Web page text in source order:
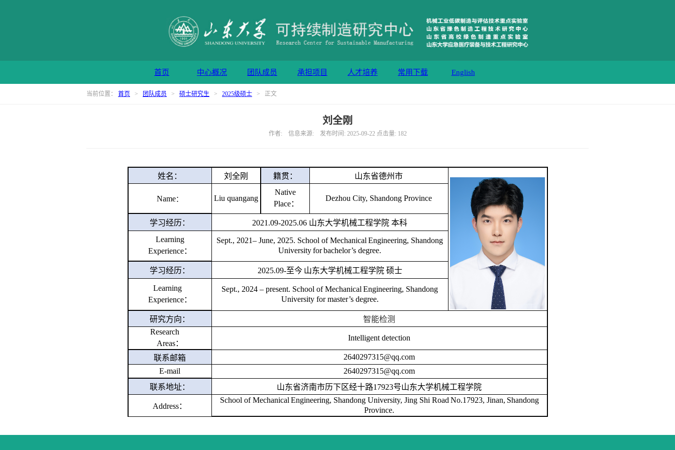
首页 中心概况 团队成员 承担项目 人才培养 常用下载 English
当前位置： 首页 > 团队成员 > 硕士研究生 > 2025级硕士 > 正文
刘全刚
作者: 信息来源: 发布时间: 2025-09-22 点击量: 182
姓名： 刘全刚 籍贯： 山东省德州市
Name： Liu quangang
Native
Place：
Dezhou City, Shandong Province
学习经历： 2021 .09-2025.06 山东大学机械工程学院 本科
Learning
Experience：
Sept., 2021– June, 2025. School of Mechanical Engineering, Shandong
Universityforbachelor’s degree.
学习经历： 2025.09-至今 山东大学机械工程学院硕士
Learning
Experience：
Sept., 2024 – present. School of Mechanical Engineering, Shandong
University for master’s degree.
研究方向：
智能检测
Research
Areas：
Intelligent detection
联系邮箱
2640297315@qq.com
E-mail
2640297315@qq.com
联系地址：
山东省济南市历下区经十路17923号山东大学机械工程学院
Address：
School of Mechanical Engineering, Shandong University, Jing Shi Road No.17923, Jinan, Shandong
Province.